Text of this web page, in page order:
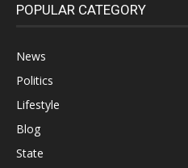
POPULAR CATEGORY
News
Politics
Lifestyle
Blog
State